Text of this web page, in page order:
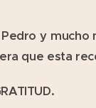
y
que esta